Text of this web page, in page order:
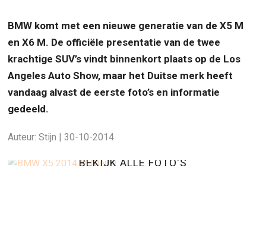
BMW komt met een nieuwe generatie van de X5 M
en X6 M. De officiële presentatie van de twee
krachtige SUV’s vindt binnenkort plaats op de Los
Angeles Auto Show, maar het Duitse merk heeft
vandaag alvast de eerste foto’s en informatie
gedeeld.
Auteur: Stijn | 30-10-2014
BEKIJK ALLE FOTO'S